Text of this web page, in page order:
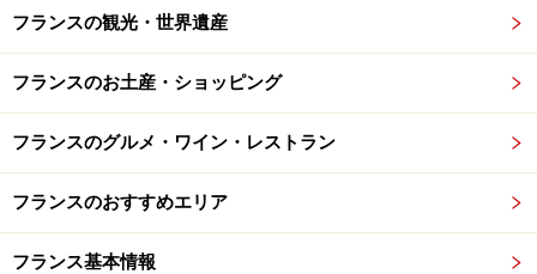
ージなどと一緒にブイヨンで蒸し煮にしたもの。市内に
が、一人ではとても食べきれない量が出てくるのでお土
産として買うのがオススメ。オルフェーヴル通りにある
お肉屋さんにはお土産用のシュークルートが豊富に揃っ
ています。
フランスの観光・世界遺産
フランスのお土産・ショッピング
フランスのグルメ・ワイン・レストラン
フランスのおすすめエリア
フランス基本情報